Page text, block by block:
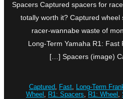
Spacers Captured spacers for
totally worth it? Captured
racer-wannabe waste of
Long-Term Yamaha R1:
Spacers (image)
Captured, Fast, Long-Term
Wheel , R1: Spacers, R1: Wheel ,